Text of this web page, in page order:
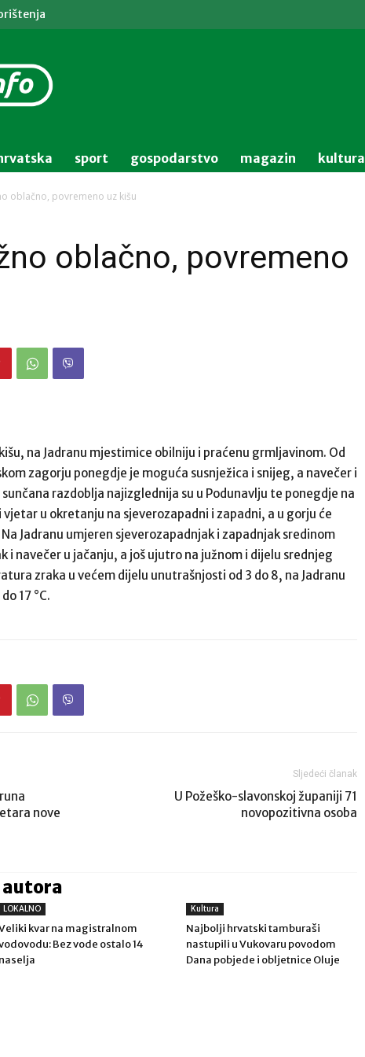
sport gospodarstvo magazin kultura
oblačno, povremeno uz kišu
oblačno, povremeno
na Jadranu mjestimice obilniju i praćenu grmljavinom. Od
zagorju ponegdje je moguća susnježica i snijeg, a navečer i
razdoblja najizglednija su u Podunavlju te ponegdje na
u okretanju na sjeverozapadni i zapadni, a u gorju će
Jadranu umjeren sjeverozapadnjak i zapadnjak sredinom
i navečer u jačanju, a još ujutro na južnom i dijelu srednjeg
zraka u većem dijelu unutrašnjosti od 3 do 8, na Jadranu
17 °C.
nove
Sljedeći članak
U Požeško-slavonskoj županiji 71
novopozitivna osoba
autora
LOKALNO
kvar na magistralnom
Bez vode ostalo 14
naselja
Kultura
Najbolji hrvatski tamburaši
nastupili u Vukovaru povodom
Dana pobjede i obljetnice Oluje